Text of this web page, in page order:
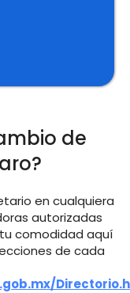
de
en cualquiera
autorizadas
comodidad aquí
de cada